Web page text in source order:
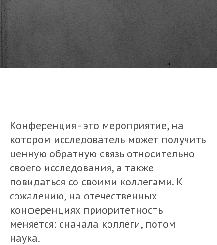
Конференция - это мероприятие, на
котором исследователь может получить
ценную обратную связь относительно
своего исследования, а также
повидаться со своими коллегами. К
сожалению, на отечественных
конференциях приоритетность
меняется: сначала коллеги, потом
наука.